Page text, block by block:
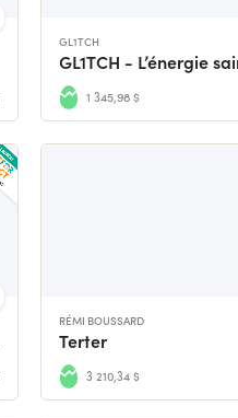
GL1TCH
1 345,98 $
RÉMI BOUSSARD
Terter
3 210,34 $